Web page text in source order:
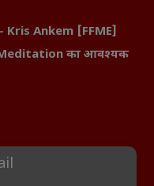
Kris Ankem [FFME]
Meditation का आवश्यक